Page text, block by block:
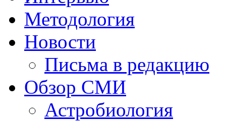
Методология
Новости
Письма в редакцию
Обзор СМИ
Астробиология